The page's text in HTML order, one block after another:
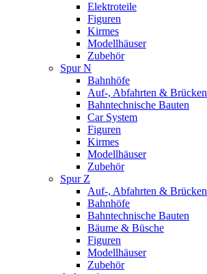
Elektroteile
Figuren
Kirmes
Modellhäuser
Zubehör
Spur N
Bahnhöfe
Auf-, Abfahrten & Brücken
Bahntechnische Bauten
Car System
Figuren
Kirmes
Modellhäuser
Zubehör
Spur Z
Auf-, Abfahrten & Brücken
Bahnhöfe
Bahntechnische Bauten
Bäume & Büsche
Figuren
Modellhäuser
Zubehör